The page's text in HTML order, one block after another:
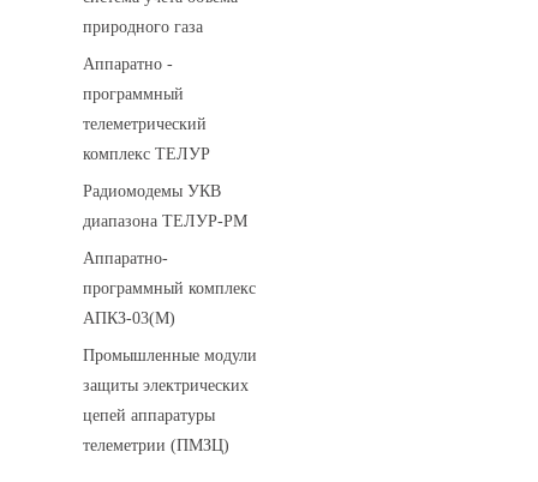
природного газа
Аппаратно -
программный
телеметрический
комплекс ТЕЛУР
Радиомодемы УКВ
диапазона ТЕЛУР-РМ
Аппаратно-
программный комплекс
АПКЗ-03(М)
Промышленные модули
защиты электрических
цепей аппаратуры
телеметрии (ПМЗЦ)